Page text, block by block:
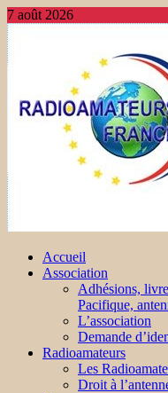
7 août 2026
Accueil
Association
Adhésions,
Pacifique,
L’association
Demande
Radioamateurs
Les
Droit à